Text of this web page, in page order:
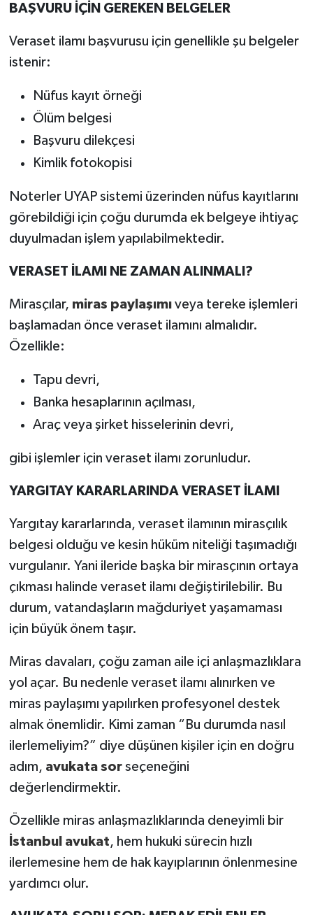
BAŞVURU İÇİN GEREKEN BELGELER
Veraset ilamı başvurusu için genellikle şu belgeler
istenir:
Nüfus kayıt örneği
Ölüm belgesi
Başvuru dilekçesi
Kimlik fotokopisi
Noterler UYAP sistemi üzerinden nüfus kayıtlarını
görebildiği için çoğu durumda ek belgeye ihtiyaç
duyulmadan işlem yapılabilmektedir.
VERASET İLAMI NE ZAMAN ALINMALI?
Mirasçılar, miras paylaşımıveya tereke işlemleri
başlamadan önce veraset ilamını almalıdır.
Özellikle:
Tapu devri,
Banka hesaplarının açılması,
Araç veya şirket hisselerinin devri,
gibi işlemler için veraset ilamı zorunludur.
YARGITAY KARARLARINDA VERASET İLAMI
Yargıtay kararlarında, veraset ilamının mirasçılık
belgesi olduğu ve kesin hüküm niteliği taşımadığı
vurgulanır. Yani ileride başka bir mirasçının ortaya
çıkması halinde veraset ilamı değiştirilebilir. Bu
durum, vatandaşların mağduriyet yaşamaması
için büyük önem taşır.
Miras davaları, çoğu zaman aile içi anlaşmazlıklara
yol açar. Bu nedenle veraset ilamı alınırken ve
miras paylaşımı yapılırken profesyonel destek
almak önemlidir. Kimi zaman “Bu durumda nasıl
ilerlemeliyim?” diye düşünen kişiler için en doğru
adım, avukata sorseçeneğini
değerlendirmektir.
Özellikle miras anlaşmazlıklarında deneyimli bir
İstanbul avukat, hem hukuki sürecin hızlı
ilerlemesine hem de hak kayıplarının önlenmesine
yardımcı olur.